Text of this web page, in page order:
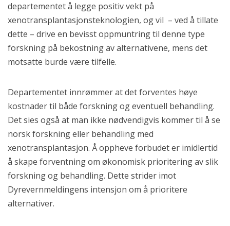
departementet å legge positiv vekt på
xenotransplantasjonsteknologien, og vil – ved å tillate
dette – drive en bevisst oppmuntring til denne type
forskning på bekostning av alternativene, mens det
motsatte burde være tilfelle.
Departementet innrømmer at det forventes høye
kostnader til både forskning og eventuell behandling.
Det sies også at man ikke nødvendigvis kommer til å se
norsk forskning eller behandling med
xenotransplantasjon. Å oppheve forbudet er imidlertid
å skape forventning om økonomisk prioritering av slik
forskning og behandling. Dette strider imot
Dyrevernmeldingens intensjon om å prioritere
alternativer.